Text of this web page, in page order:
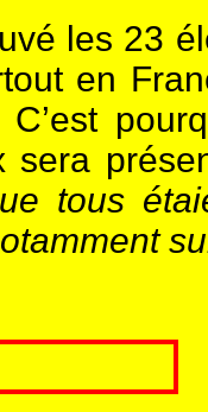
les 23
en
C’est
sera
tous